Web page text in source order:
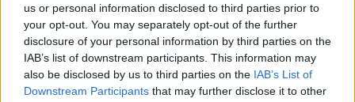
us or personal information disclosed to third parties prior to
your opt-out. You may separately opt-out of the further
disclosure of your personal information by third parties on the
IAB’s list of downstream participants. This information may
also be disclosed by us to third parties on the IAB’s List of
Downstream Participants that may further disclose it to other
01:30
Ειδικός λέει ποια φυτά να βάλεις στο μπαλκόνι σου το
καλοκαίρι
00:31
Βιολόγος: «Αυτό που προσελκύει τα κουνούπια δεν είναι